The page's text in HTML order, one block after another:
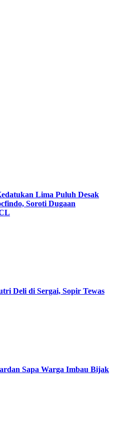
Lima Puluh Desak
Soroti Dugaan
Deli di Sergai, Sopir Tewas
Sapa Warga Imbau Bijak